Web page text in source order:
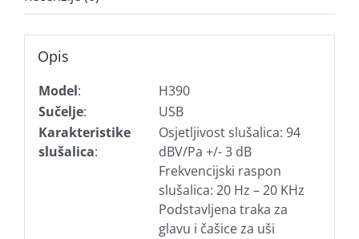
Opis
Model:
H390
Sučelje:
USB
Karakteristike
slušalica:
Osjetljivost slušalica: 94
dBV/Pa +/- 3 dB
Frekvencijski raspon
slušalica: 20 Hz – 20 KHz
Podstavljena traka za
glavu i čašice za uši